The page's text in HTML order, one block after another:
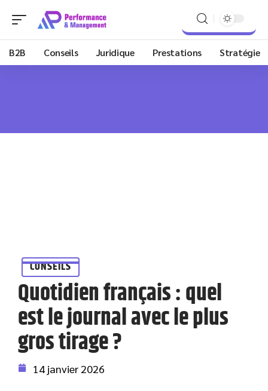
B2B Conseils Juridique Prestations Stratégie
CONSEILS
Quotidien français : quel
est le journal avec le plus
gros tirage ?
14 janvier 2026